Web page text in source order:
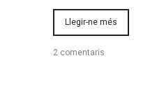
Llegir-ne més
2 comentaris